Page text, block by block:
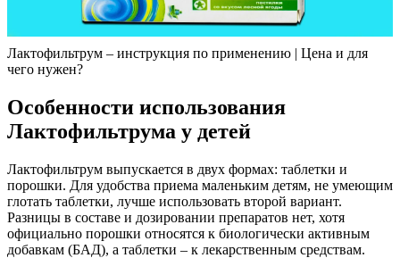
Лактофильтрум – инструкция по применению | Цена и для
чего нужен?
Особенности использования
Лактофильтрума у детей
Лактофильтрум выпускается в двух формах: таблетки и
порошки. Для удобства приема маленьким детям, не умеющим
глотать таблетки, лучше использовать второй вариант.
Разницы в составе и дозировании препаратов нет, хотя
официально порошки относятся к биологически активным
добавкам (БАД), а таблетки – к лекарственным средствам.